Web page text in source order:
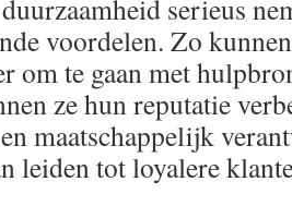
serieus
voordelen. Zo
om te gaan met
ze hun reputatie
maatschappelijk
leiden tot loyalere